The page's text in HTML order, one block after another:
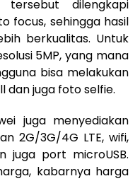
dilengkapi
focus, sehingga hasil
berkualitas. Untuk
5MP, yang mana
bisa melakukan
dan juga foto selfie.
juga menyediakan
2G/3G/4G LTE, wifi,
juga port microUSB.
kabarnya harga